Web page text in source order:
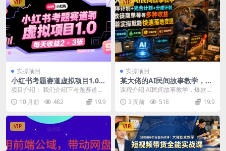
VIP
实操项目
小红书考题赛道虚拟项目1.0，
项目操作简单，每天收益200+
项目介绍： 我们介绍下考题赛道项
目： 可能很多人不懂什么是考题项
目，以上来就认为...
10 月前 482 19.9
VIP
实操项目
某大佬的AI民间故事教学，伙
伴计划+光合计划+分成计划
+收徒商单等多种收益，跟着
实操就能快速落地变现
课程介绍 AI民间故事教学，爆款精
选独家收益赛道丨各大短视频平台
均可 制作的软件...
3 周前 518 19.9
VIP VIP